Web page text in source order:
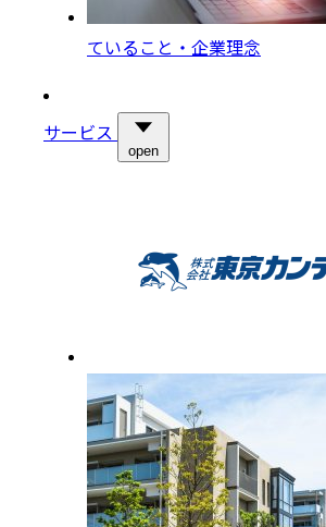
ていること・企業理念
サービス
open